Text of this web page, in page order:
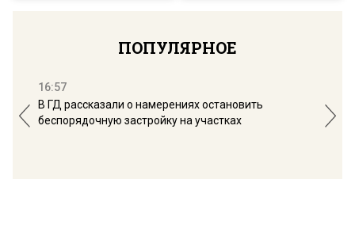
ПОПУЛЯРНОЕ
16:57
В ГД рассказали о намерениях остановить
беспорядочную застройку на участках